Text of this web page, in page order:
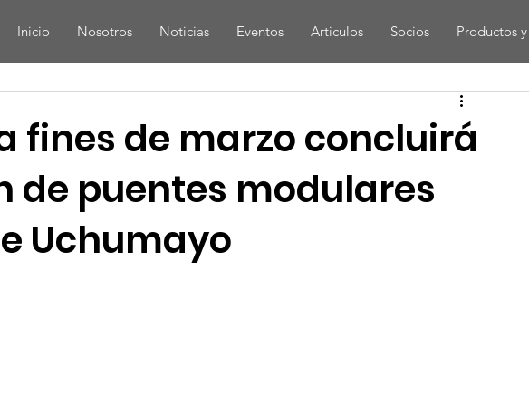
Inicio Nosotros Noticias Eventos Articulos Socios Productos
fines de marzo concluirá
de puentes modulares
Uchumayo